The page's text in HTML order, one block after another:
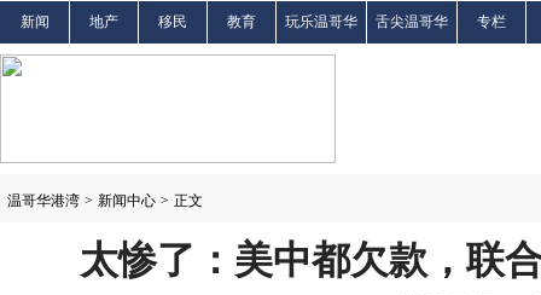
新闻 地产 移民 教育 玩乐温哥华 舌尖温哥华 专栏
温哥华港湾 > 新闻中心 > 正文
太惨了：美中都欠款，联